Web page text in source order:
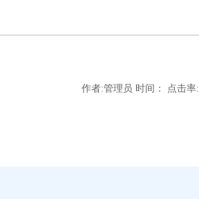
作者:管理员 时间： 点击率: